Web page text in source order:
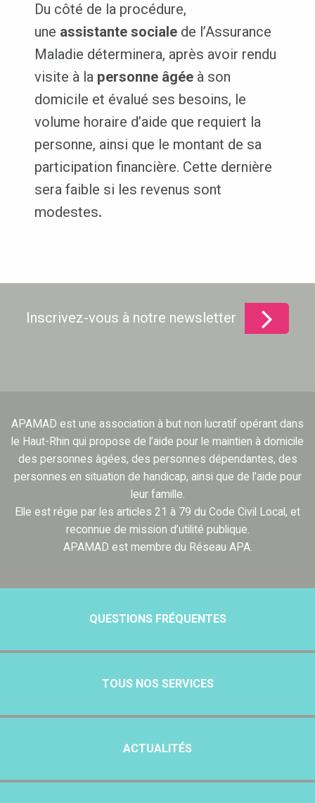
Du côté de la procédure,
une assistante socialede l’Assurance
Maladie déterminera, après avoir rendu
visite à la personne âgéeà son
domicile et évalué ses besoins, le
volume horaire d’aide que requiert la
personne, ainsi que le montant de sa
participation financière. Cette dernière
sera faible si les revenus sont
modestes.
Inscrivez-vous à notre newsletter
APAMAD est une association à but non lucratif opérant dans
le Haut-Rhin qui propose de l’aide pour le maintien à domicile
des personnes âgées, des personnes dépendantes, des
personnes en situation de handicap, ainsi que de l’aide pour
leur famille.
Elle est régie par les articles 21 à 79 du Code Civil Local, et
reconnue de mission d’utilité publique.
APAMAD est membre du Réseau APA.
QUESTIONS FRÉQUENTES
TOUS NOS SERVICES
ACTUALITÉS